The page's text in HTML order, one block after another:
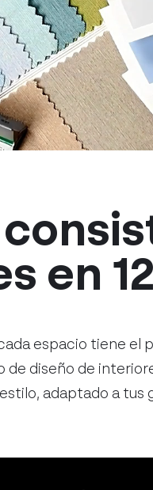
en
cada espacio tiene
de diseño de
adaptado a tus